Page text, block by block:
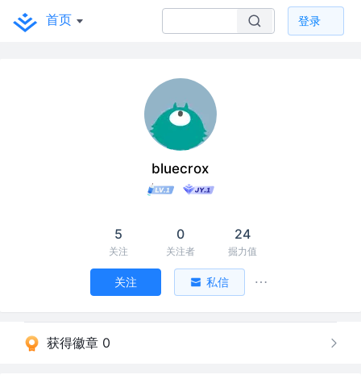
首页 登录
bluecrox
5
关注
0
关注者
24
掘力值
关注 私信
获得徽章 0